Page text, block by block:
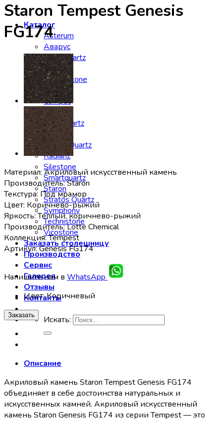
Каталог
Asterum
Аварус
Avantquartz
Belenco
Caesarstone
Cambria
Compac
Dekton
Etna Quartz
Grandex
Noblle Quartz
Radianz
Silestone
Smartquartz
Staron
Stratos Quartz
Symphony
Technistone
Vicostone
Заказать столешницу
Производство
Сервис
Галерея
Отзывы
Контакты
Искать:
Staron Tempest Genesis
FG174
Материал: Акриловый искусственный камень
Производитель: Staron
Текстура: Под мрамор
Цвет: Коричнево-рыжий
Яркость: Теплый, коричнево-рыжий
Производитель: Lotte Chemical
Коллекция: Tempest
Артикул: Genesis FG174
Напишите нам в WhatsApp
Цвет:Коричневый
Заказать
Описание
Акриловый камень Staron Tempest Genesis FG174
объединяет в себе достоинства натуральных и
искусственных камней. Акриловый искусственный
камень Staron Genesis FG174 из серии Tempest — это